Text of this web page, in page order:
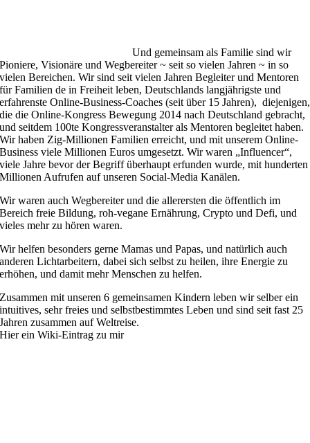
Und gemeinsam als Familie sind wir
Pioniere, Visionäre und Wegbereiter ~ seit so vielen Jahren ~ in so
vielen Bereichen. Wir sind seit vielen Jahren Begleiter und Mentoren
für Familien de in Freiheit leben, Deutschlands langjährigste und
erfahrenste Online-Business-Coaches (seit über 15 Jahren), diejenigen,
die die Online-Kongress Bewegung 2014 nach Deutschland gebracht,
und seitdem 100te Kongressveranstalter als Mentoren begleitet haben.
Wir haben Zig-Millionen Familien erreicht, und mit unserem Online-
Business viele Millionen Euros umgesetzt. Wir waren „Influencer“,
viele Jahre bevor der Begriff überhaupt erfunden wurde, mit hunderten
Millionen Aufrufen auf unseren Social-Media Kanälen.
Wir waren auch Wegbereiter und die allerersten die öffentlich im
Bereich freie Bildung, roh-vegane Ernährung, Crypto und Defi, und
vieles mehr zu hören waren.
Wir helfen besonders gerne Mamas und Papas, und natürlich auch
anderen Lichtarbeitern, dabei sich selbst zu heilen, ihre Energie zu
erhöhen, und damit mehr Menschen zu helfen.
Zusammen mit unseren 6 gemeinsamen Kindern leben wir selber ein
intuitives, sehr freies und selbstbestimmtes Leben und sind seit fast 25
Jahren zusammen auf Weltreise.
Hier ein Wiki-Eintrag zu mir